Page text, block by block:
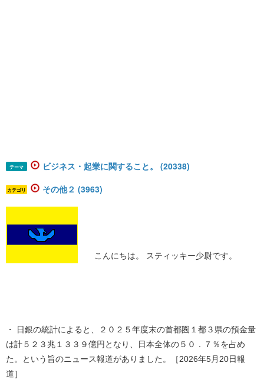
テーマ ビジネス・起業に関すること。 (20338)
カテゴリ その他２ (3963)
こんにちは。 スティッキー少尉です。
・ 日銀の統計によると、２０２５年度末の首都圏１都３県の預金量
は計５２３兆１３３９億円となり、日本全体の５０．７％を占め
た。という旨のニュース報道がありました。［2026年5月20日報
道］